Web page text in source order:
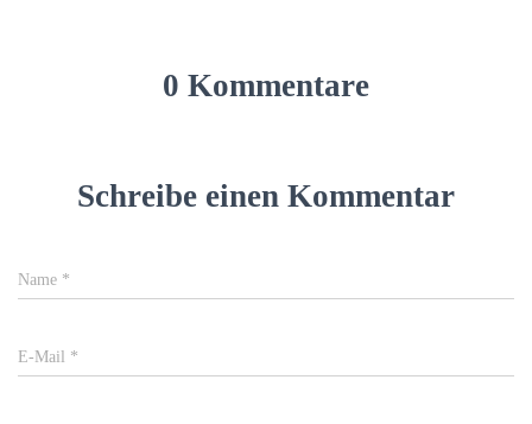
0 Kommentare
Schreibe einen Kommentar
Name *
E-Mail *